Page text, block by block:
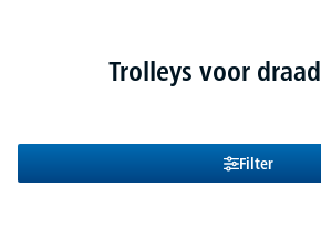
Trolleys voor
Filter